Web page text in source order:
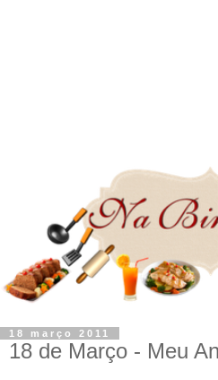
18 março 2011
18 de Março - Meu